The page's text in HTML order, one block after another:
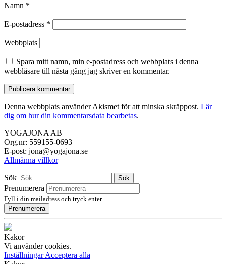
Namn *
E-postadress *
Webbplats
Spara mitt namn, min e-postadress och webbplats i denna
webbläsare till nästa gång jag skriver en kommentar.
Denna webbplats använder Akismet för att minska skräppost. Lär
dig om hur din kommentarsdata bearbetas.
YOGAJONA AB
Org.nr: 559155-0693
E-post: jona@yogajona.se
Allmänna villkor
Sök Sök
Prenumerera
Fyll i din mailadress och tryck enter
Prenumerera
Kakor
Vi använder cookies.
InställningarAcceptera alla